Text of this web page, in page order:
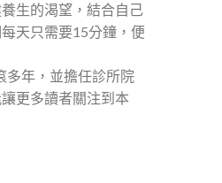
生的渴望，結合自己
天只需要15分鐘，便
多年，並擔任診所院
更多讀者關注到本